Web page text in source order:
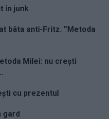
în junk
bâta anti-Fritz. ”Metoda
Milei: nu crești
cu prezentul
gard